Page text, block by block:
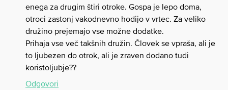
enega za drugim štiri otroke. Gospa je lepo doma,
otroci zastonj vakodnevno hodijo v vrtec. Za veliko
družino prejemajo vse možne dodatke.
Prihaja vse več takšnih družin. Človek se vpraša, ali je
to ljubezen do otrok, ali je zraven dodano tudi
koristoljubje??
Odgovori